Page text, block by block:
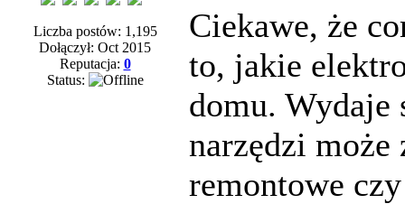
Liczba postów: 1,195
Dołączył: Oct 2015
Reputacja: 0
Status:
Ciekawe, że
to, jakie
domu. Wydaje
narzędzi może
remontowe